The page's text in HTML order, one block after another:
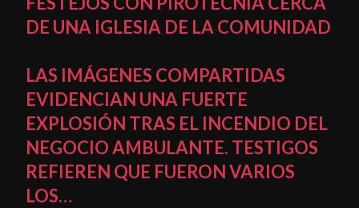
DE UNA IGLESIA DE LA COMUNIDAD
LAS IMÁGENES COMPARTIDAS
EVIDENCIAN UNA FUERTE
EXPLOSIÓN TRAS EL INCENDIO DEL
NEGOCIO AMBULANTE. TESTIGOS
REFIEREN QUE FUERON VARIOS
LOS…